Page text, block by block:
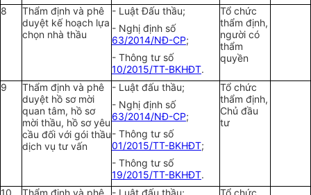
8
Thẩm định và phê
duyệt kế hoạch lựa
chọn nhà thầu
- Luật Đấu thầu;
- Nghị định số
63/2014/NĐ-CP;
- Thông tư số
10/2015/TT-BKHĐT.
Tổ chức
thẩm định,
người có
thẩm
quyền
9
Thẩm định và phê
duyệt hồ sơ mời
quan tâm, hồ sơ
mời thầu, hồ sơ yêu
cầu đối với gói thầu
dịch vụ tư vấn
- Luật đấu thầu;
- Nghị định số
63/2014/NĐ-CP;
- Thông tư số
01/2015/TT-BKHĐT;
- Thông tư số
19/2015/TT-BKHĐT.
Tổ chức
thẩm định,
Chủ đầu
tư
10
Thẩm định và phê
- Luật đấu thầu;
Tổ chức